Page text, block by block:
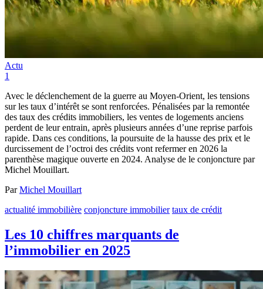
Actu
1
Avec le déclenchement de la guerre au Moyen-Orient, les tensions
sur les taux d’intérêt se sont renforcées. Pénalisées par la remontée
des taux des crédits immobiliers, les ventes de logements anciens
perdent de leur entrain, après plusieurs années d’une reprise parfois
rapide. Dans ces conditions, la poursuite de la hausse des prix et le
durcissement de l’octroi des crédits vont refermer en 2026 la
parenthèse magique ouverte en 2024. Analyse de le conjoncture par
Michel Mouillart.
ParMichel Mouillart
actualité immobilière conjoncture immobilier taux de crédit
Les 10 chiffres marquants de
l’immobilier en 2025